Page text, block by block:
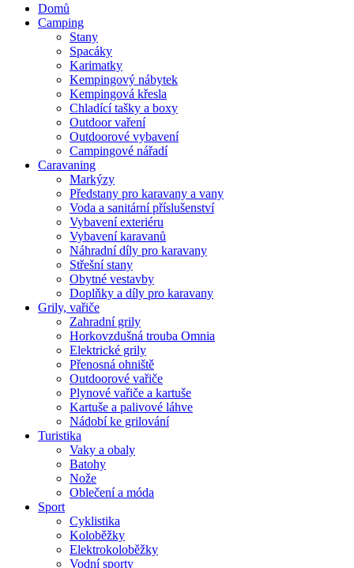
Domů
Camping
Stany
Spacáky
Karimatky
Kempingový nábytek
Kempingová křesla
Chladící tašky a boxy
Outdoor vaření
Outdoorové vybavení
Campingové nářadí
Caravaning
Markýzy
Předstany pro karavany a vany
Voda a sanitární příslušenství
Vybavení exteriéru
Vybavení karavanů
Náhradní díly pro karavany
Střešní stany
Obytné vestavby
Doplňky a díly pro karavany
Grily, vařiče
Zahradní grily
Horkovzdušná trouba Omnia
Elektrické grily
Přenosná ohniště
Outdoorové vařiče
Plynové vařiče a kartuše
Kartuše a palivové láhve
Nádobí ke grilování
Turistika
Vaky a obaly
Batohy
Nože
Oblečení a móda
Sport
Cyklistika
Koloběžky
Elektrokoloběžky
Vodní sporty